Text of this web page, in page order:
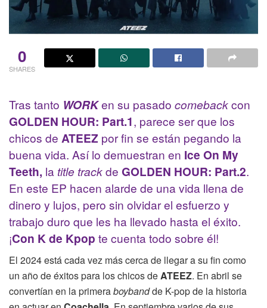
0
SHARES
Tras tanto WORKen su pasado comebackcon
GOLDEN HOUR: Part.1, parece ser que los
chicos de ATEEZ por fin se están pegando la
buena vida. Así lo demuestran en Ice On My
Teeth, la title trackde GOLDEN HOUR: Part.2.
En este EP hacen alarde de una vida llena de
dinero y lujos, pero sin olvidar el esfuerzo y
trabajo duro que les ha llevado hasta el éxito.
¡Con K de Kpop te cuenta todo sobre él!
El 2024 está cada vez más cerca de llegar a su fin como
un año de éxitos para los chicos deATEEZ. En abril se
convertían en la primeraboybandde K-pop de la historia